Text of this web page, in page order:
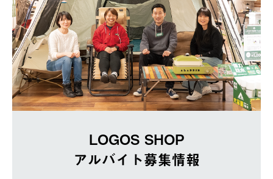
LOGOS SHOP
アルバイト募集情報